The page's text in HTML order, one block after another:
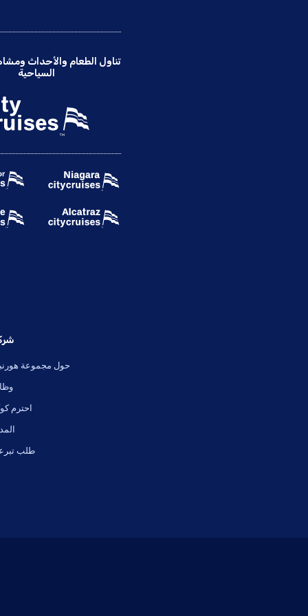
تناول الطعام والأحداث
السياحية
حول مجموعة
احترم
طلب